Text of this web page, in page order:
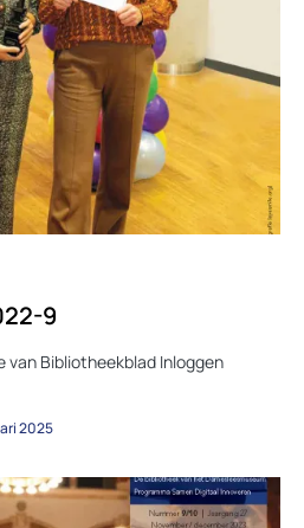
9
van Bibliotheekblad Inloggen
2025